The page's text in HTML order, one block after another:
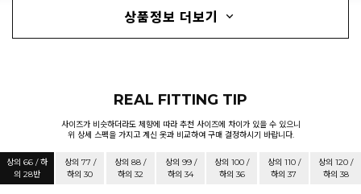
상품정보 더보기
REAL FITTING TIP
사이즈가 비슷하더라도 체향에 따라 추천 사이즈에 차이가 있을 수 있으니
위 상세 스펙을 가지고 계신 옷과 비교하여 구매 결정하시기 바랍니다.
상의 66 / 하
의 28반
상의 77 /
하의 30
상의 88 /
하의 32
상의 99 /
하의 34
상의 100 /
하의 36
상의 110 /
하의 37
상의 120 /
하의 38